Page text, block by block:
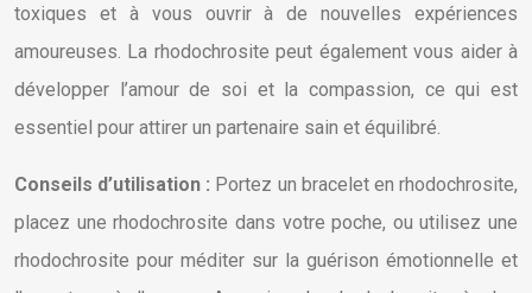
toxiques et à vous ouvrir à de nouvelles expériences
amoureuses. La rhodochrosite peut également vous aider à
développer l’amour de soi et la compassion, ce qui est
essentiel pour attirer un partenaire sain et équilibré.
Conseils d’utilisation : Portez un bracelet en rhodochrosite,
placez une rhodochrosite dans votre poche, ou utilisez une
rhodochrosite pour méditer sur la guérison émotionnelle et